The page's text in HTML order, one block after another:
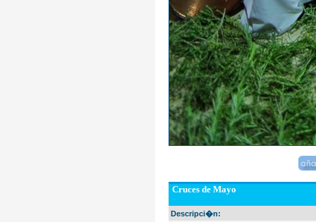
Cruces de Mayo
Descripci�n: